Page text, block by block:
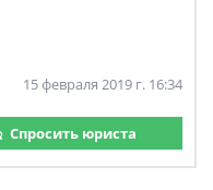
15 февраля 2019 г. 16:34
Спросить юриста